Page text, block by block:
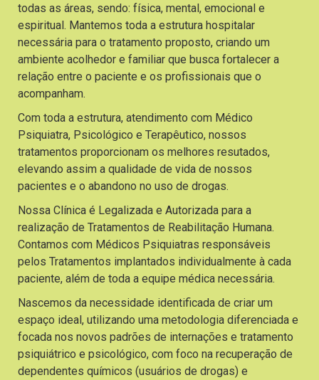
todas as áreas, sendo: física, mental, emocional e
espiritual. Mantemos toda a estrutura hospitalar
necessária para o tratamento proposto, criando um
ambiente acolhedor e familiar que busca fortalecer a
relação entre o paciente e os profissionais que o
acompanham.
Com toda a estrutura, atendimento com Médico
Psiquiatra, Psicológico e Terapêutico, nossos
tratamentos proporcionam os melhores resutados,
elevando assim a qualidade de vida de nossos
pacientes e o abandono no uso de drogas.
Nossa Clínica é Legalizada e Autorizada para a
realização de Tratamentos de Reabilitação Humana.
Contamos com Médicos Psiquiatras responsáveis
pelos Tratamentos implantados individualmente à cada
paciente, além de toda a equipe médica necessária.
Nascemos da necessidade identificada de criar um
espaço ideal, utilizando uma metodologia diferenciada e
focada nos novos padrões de internações e tratamento
psiquiátrico e psicológico, com foco na recuperação de
dependentes químicos (usuários de drogas) e